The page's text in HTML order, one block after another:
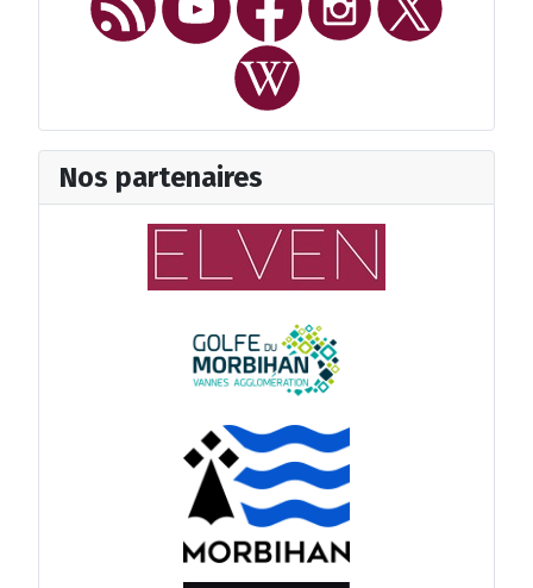
Nos partenaires